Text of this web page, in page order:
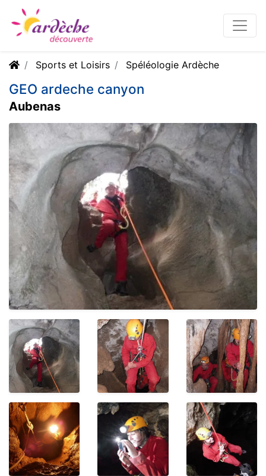
Sports et Loisirs Spéléologie Ardèche
GEO ardeche canyon
Aubenas